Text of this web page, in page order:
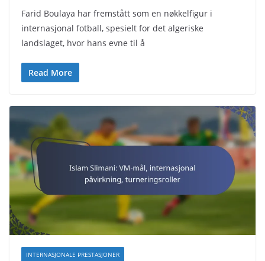
Farid Boulaya har fremstått som en nøkkelfigur i
internasjonal fotball, spesielt for det algeriske
landslaget, hvor hans evne til å
Read More
INTERNASJONALE PRESTASJONER